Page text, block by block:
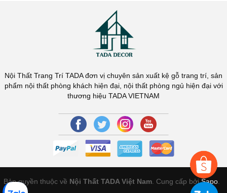
Nội Thất Trang Trí TADA đơn vị chuyên sản xuất kệ gỗ trang trí, sản
phẩm nội thất phòng khách hiện đại, nội thất phòng ngủ hiện đại với
thương hiệu TADA VIETNAM
Bản quyền thuộc về Nội Thất TADA Việt Nam . Cung cấp bởiSapo